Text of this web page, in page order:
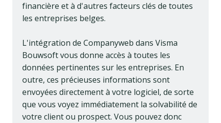
financière et à d'autres facteurs clés de toutes
les entreprises belges.
L'intégration de Companyweb dans Visma
Bouwsoft vous donne accès à toutes les
données pertinentes sur les entreprises. En
outre, ces précieuses informations sont
envoyées directement à votre logiciel, de sorte
que vous voyez immédiatement la solvabilité de
votre client ou prospect. Vous pouvez donc